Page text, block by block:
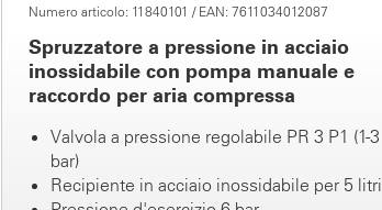
Numero articolo: 11840101 / EAN: 7611034012087
Spruzzatore a pressione in acciaio
inossidabile con pompa manuale e
raccordo per aria compressa
Valvola a pressione regolabile PR 3 P1 (1-3
bar)
Recipiente in acciaio inossidabile per 5 litri